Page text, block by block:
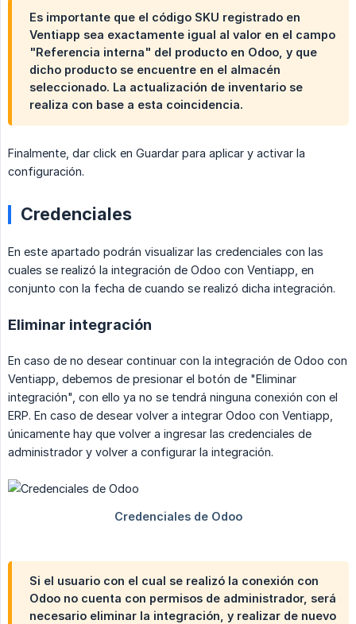
Es importante que el código SKU registrado en
Ventiapp sea exactamente igual al valor en el campo
"Referencia interna" del producto en Odoo, y que
dicho producto se encuentre en el almacén
seleccionado. La actualización de inventario se
realiza con base a esta coincidencia.
Finalmente, dar click en Guardar para aplicar y activar la
configuración.
Credenciales
En este apartado podrán visualizar las credenciales con las
cuales se realizó la integración de Odoo con Ventiapp, en
conjunto con la fecha de cuando se realizó dicha integración.
Eliminar integración
En caso de no desear continuar con la integración de Odoo con
Ventiapp, debemos de presionar el botón de "Eliminar
integración", con ello ya no se tendrá ninguna conexión con el
ERP. En caso de desear volver a integrar Odoo con Ventiapp,
únicamente hay que volver a ingresar las credenciales de
administrador y volver a configurar la integración.
Si el usuario con el cual se realizó la conexión con
Odoo no cuenta con permisos de administrador, será
necesario eliminar la integración, y realizar de nuevo